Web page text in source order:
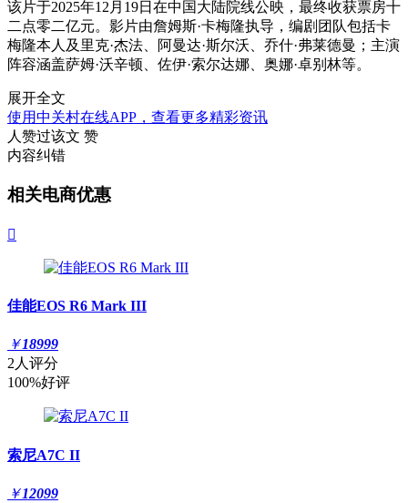
该片于2025年12月19日在中国大陆院线公映，最终收获票房十
二点零二亿元。影片由詹姆斯·卡梅隆执导，编剧团队包括卡
梅隆本人及里克·杰法、阿曼达·斯尔沃、乔什·弗莱德曼；主演
阵容涵盖萨姆·沃辛顿、佐伊·索尔达娜、奥娜·卓别林等。
展开全文
使用中关村在线APP，查看更多精彩资讯
人赞过该文 赞
内容纠错
相关电商优惠

佳能EOS R6 Mark III
￥18999
2人评分
100%好评
索尼A7C II
￥12099